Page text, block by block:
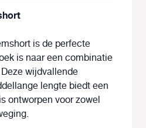
is de perfecte
is naar een combinatie
wijdvallende
lengte biedt een
ontworpen voor zowel